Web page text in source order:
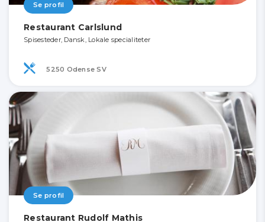
Se profil
Restaurant Carlslund
Spisesteder, Dansk, Lokale specialiteter
5250 Odense SV
Se profil
Restaurant Rudolf Mathis